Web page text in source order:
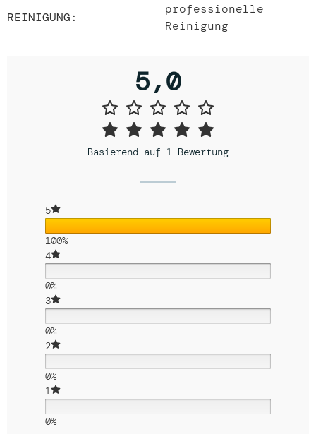
REINIGUNG:
professionelle
Reinigung
5,0
Basierend auf 1 Bewertung
5
100%
4
0%
3
0%
2
0%
1
0%